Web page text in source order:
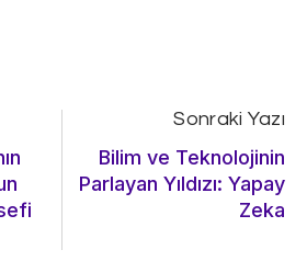
Sonraki Yazı
Bilim ve Teknolojinin
Parlayan Yıldızı: Yapay
Zeka